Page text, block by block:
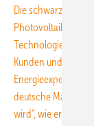
Die schwarz-gelbe
Photovoltaik weiter
Technologie.
Kunden und
Energieexperte bei
deutsche Markt um
wird“, wie er Ende